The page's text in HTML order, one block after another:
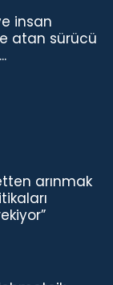
insan
atan sürücü
arınmak